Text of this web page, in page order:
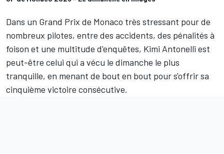
Dans un Grand Prix de Monaco très stressant pour de
nombreux pilotes, entre des accidents, des pénalités à
foison et une multitude d'enquêtes, Kimi Antonelli est
peut-être celui qui a vécu le dimanche le plus
tranquille, en menant de bout en bout pour s'offrir sa
cinquième victoire consécutive.